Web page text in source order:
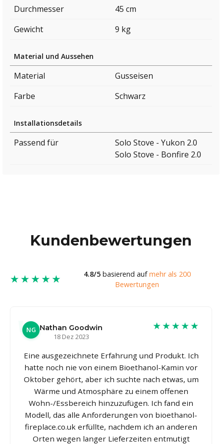
Durchmesser
45 cm
Gewicht
9 kg
Material und Aussehen
Material
Gusseisen
Farbe
Schwarz
Installationsdetails
Passend für
Solo Stove - Yukon 2.0
Solo Stove - Bonfire 2.0
Kundenbewertungen
★★★★★ 4.8/5basierend aufmehr als 200
Bewertungen
NG Nathan Goodwin
18 Dez 2023
★★★★★
Eine ausgezeichnete Erfahrung und Produkt. Ich
hatte noch nie von einem Bioethanol-Kamin vor
Oktober gehört, aber ich suchte nach etwas, um
Wärme und Atmosphäre zu einem offenen
Wohn-/Essbereich hinzuzufügen. Ich fand ein
Modell, das alle Anforderungen von bioethanol-
fireplace.co.uk erfüllte, nachdem ich an anderen
Orten wegen langer Lieferzeiten entmutigt